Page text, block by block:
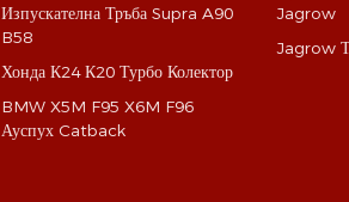
Изпускателна Тръба Supra A90
B58
Хонда К24 К20 Турбо Колектор
BMW X5M F95 X6M F96
Ауспух Catback
Jagrow
Jagrow